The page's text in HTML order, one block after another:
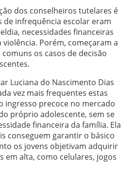
dos conselheiros tutelares é
de infrequência escolar eram
necessidades financeiras
Porém, começaram a
os casos de decisão
Luciana do Nascimento Dias
vez mais frequentes estas
ingresso precoce no mercado
próprio adolescente, sem se
financeira da família. Ela
conseguem garantir o básico
os jovens objetivam adquirir
em alta, como celulares, jogos